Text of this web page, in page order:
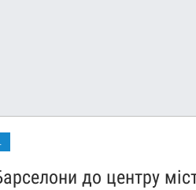
до центру